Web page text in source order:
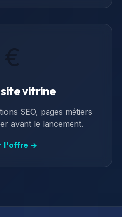
vitrine
SEO, pages métiers
avant le lancement.
l'offre →